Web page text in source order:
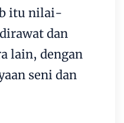
itu nilai-
dan
lain, dengan
seni dan